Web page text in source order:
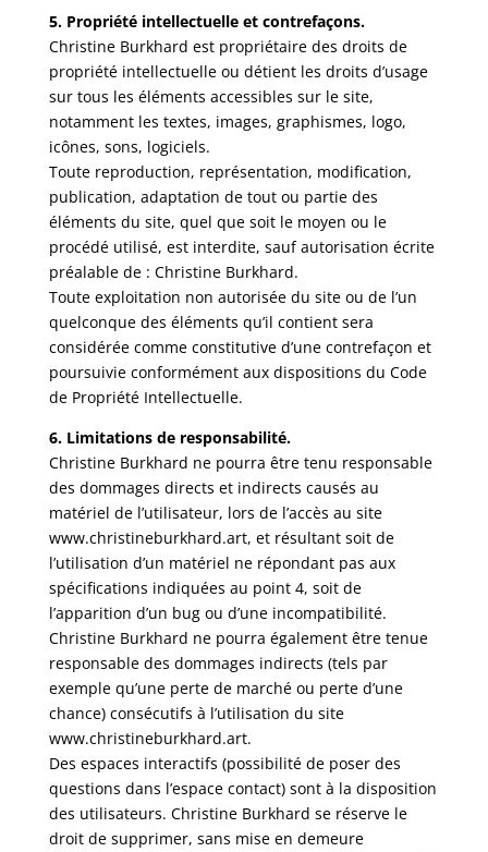
5. Propriété intellectuelle et contrefaçons.
Christine Burkhard est propriétaire des droits de
propriété intellectuelle ou détient les droits d’usage
sur tous les éléments accessibles sur le site,
notamment les textes, images, graphismes, logo,
icônes, sons, logiciels.
Toute reproduction, représentation, modification,
publication, adaptation de tout ou partie des
éléments du site, quel que soit le moyen ou le
procédé utilisé, est interdite, sauf autorisation écrite
préalable de : Christine Burkhard.
Toute exploitation non autorisée du site ou de l’un
quelconque des éléments qu’il contient sera
considérée comme constitutive d’une contrefaçon et
poursuivie conformément aux dispositions du Code
de Propriété Intellectuelle.
6. Limitations de responsabilité.
Christine Burkhard ne pourra être tenu responsable
des dommages directs et indirects causés au
matériel de l’utilisateur, lors de l’accès au site
www.christineburkhard.art, et résultant soit de
l’utilisation d’un matériel ne répondant pas aux
spécifications indiquées au point 4, soit de
l’apparition d’un bug ou d’une incompatibilité.
Christine Burkhard ne pourra également être tenue
responsable des dommages indirects (tels par
exemple qu’une perte de marché ou perte d’une
chance) consécutifs à l’utilisation du site
www.christineburkhard.art.
Des espaces interactifs (possibilité de poser des
questions dans l’espace contact) sont à la disposition
des utilisateurs. Christine Burkhard se réserve le
droit de supprimer, sans mise en demeure